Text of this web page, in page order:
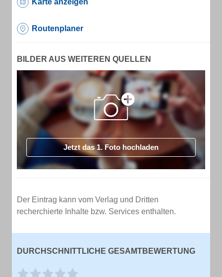
Karte anzeigen
Routenplaner
BILDER AUS WEITEREN QUELLEN
Jetzt das 1. Foto hochladen
Der Eintrag kann vom Verlag und Dritten
recherchierte Inhalte bzw. Services enthalten.
DURCHSCHNITTLICHE GESAMTBEWERTUNG